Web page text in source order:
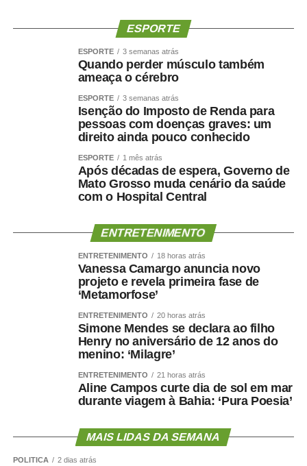
ESPORTE
ESPORTE 3 semanas atrás
Quando perder músculo também
ameaça o cérebro
ESPORTE 3 semanas atrás
Isenção do Imposto de Renda para
pessoas com doenças graves: um
direito ainda pouco conhecido
ESPORTE 1 mês atrás
Após décadas de espera, Governo de
Mato Grosso muda cenário da saúde
com o Hospital Central
ENTRETENIMENTO
ENTRETENIMENTO 18 horas atrás
Vanessa Camargo anuncia novo
projeto e revela primeira fase de
‘Metamorfose’
ENTRETENIMENTO 20 horas atrás
Simone Mendes se declara ao filho
Henry no aniversário de 12 anos do
menino: ‘Milagre’
ENTRETENIMENTO 21 horas atrás
Aline Campos curte dia de sol em mar
durante viagem à Bahia: ‘Pura Poesia’
MAIS LIDAS DA SEMANA
POLÍTICA 2 dias atrás